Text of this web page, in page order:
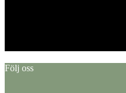
Följ oss